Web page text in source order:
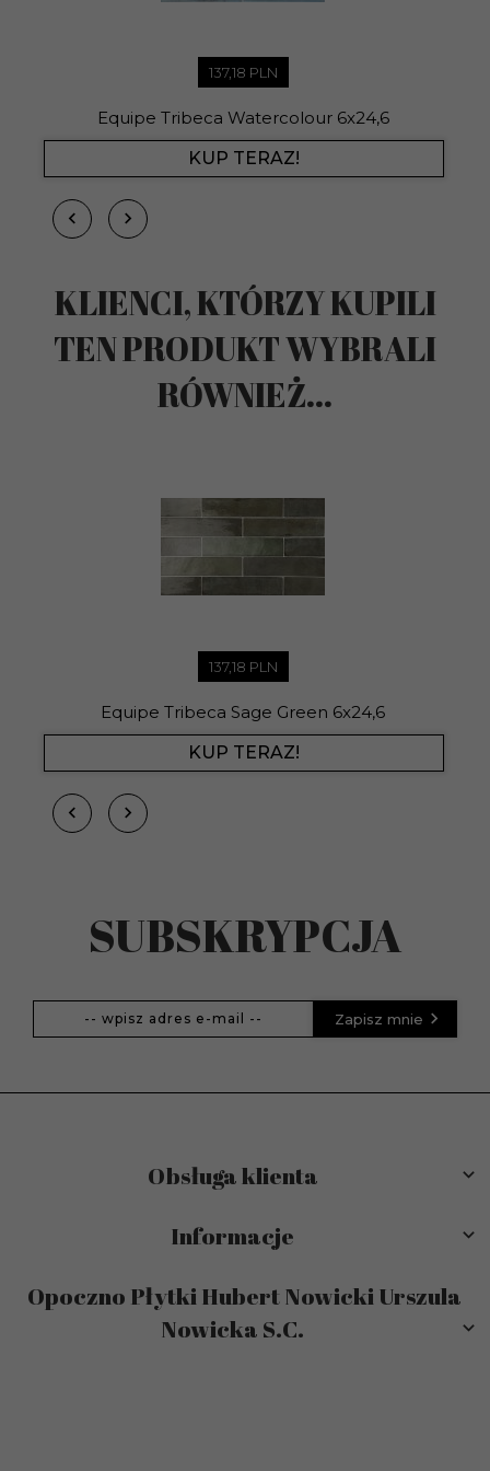
137,18 PLN
Equipe Tribeca Watercolour 6x24,6
KUP TERAZ!
KLIENCI, KTÓRZY KUPILI
TEN PRODUKT WYBRALI
RÓWNIEŻ...
137,18 PLN
Equipe Tribeca Sage Green 6x24,6
KUP TERAZ!
SUBSKRYPCJA
Zapisz mnie
Obsługa klienta
Informacje
Opoczno Płytki Hubert Nowicki Urszula
Nowicka S.C.